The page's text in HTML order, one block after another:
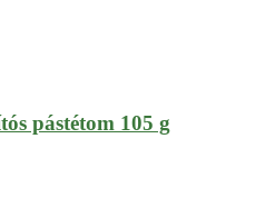
pástétom 105 g